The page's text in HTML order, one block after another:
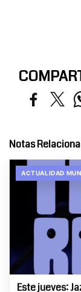
Notas
ACTUALIDAD
Este jueves: